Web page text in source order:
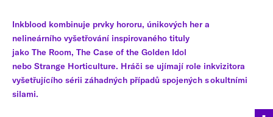
Inkblood kombinuje prvky hororu, únikových her a
nelineárního vyšetřování inspirovaného tituly
jako The Room, The Case of the Golden Idol
nebo Strange Horticulture. Hráči se ujímají role inkvizitora
vyšetřujícího sérii záhadných případů spojených s okultními
silami.